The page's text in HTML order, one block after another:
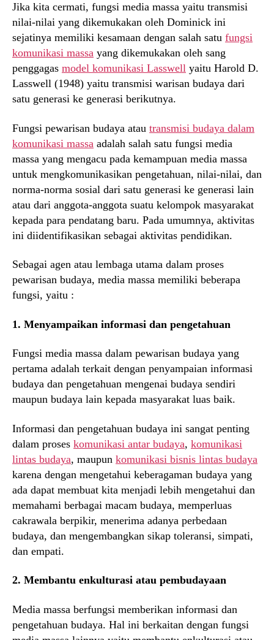
Jika kita cermati, fungsi media massa yaitu transmisi
nilai-nilai yang dikemukakan oleh Dominick ini
sejatinya memiliki kesamaan dengan salah satu fungsi
komunikasi massa yang dikemukakan oleh sang
penggagas model komunikasi Lasswell yaitu Harold D.
Lasswell (1948) yaitu transmisi warisan budaya dari
satu generasi ke generasi berikutnya.
Fungsi pewarisan budaya atau transmisi budaya dalam
komunikasi massa adalah salah satu fungsi media
massa yang mengacu pada kemampuan media massa
untuk mengkomunikasikan pengetahuan, nilai-nilai, dan
norma-norma sosial dari satu generasi ke generasi lain
atau dari anggota-anggota suatu kelompok masyarakat
kepada para pendatang baru. Pada umumnya, aktivitas
ini diidentifikasikan sebagai aktivitas pendidikan.
Sebagai agen atau lembaga utama dalam proses
pewarisan budaya, media massa memiliki beberapa
fungsi, yaitu :
1. Menyampaikan informasi dan pengetahuan
Fungsi media massa dalam pewarisan budaya yang
pertama adalah terkait dengan penyampaian informasi
budaya dan pengetahuan mengenai budaya sendiri
maupun budaya lain kepada masyarakat luas baik.
Informasi dan pengetahuan budaya ini sangat penting
dalam proses komunikasi antar budaya, komunikasi
lintas budaya, maupun komunikasi bisnis lintas budaya
karena dengan mengetahui keberagaman budaya yang
ada dapat membuat kita menjadi lebih mengetahui dan
memahami berbagai macam budaya, memperluas
cakrawala berpikir, menerima adanya perbedaan
budaya, dan mengembangkan sikap toleransi, simpati,
dan empati.
2. Membantu enkulturasi atau pembudayaan
Media massa berfungsi memberikan informasi dan
pengetahuan budaya. Hal ini berkaitan dengan fungsi